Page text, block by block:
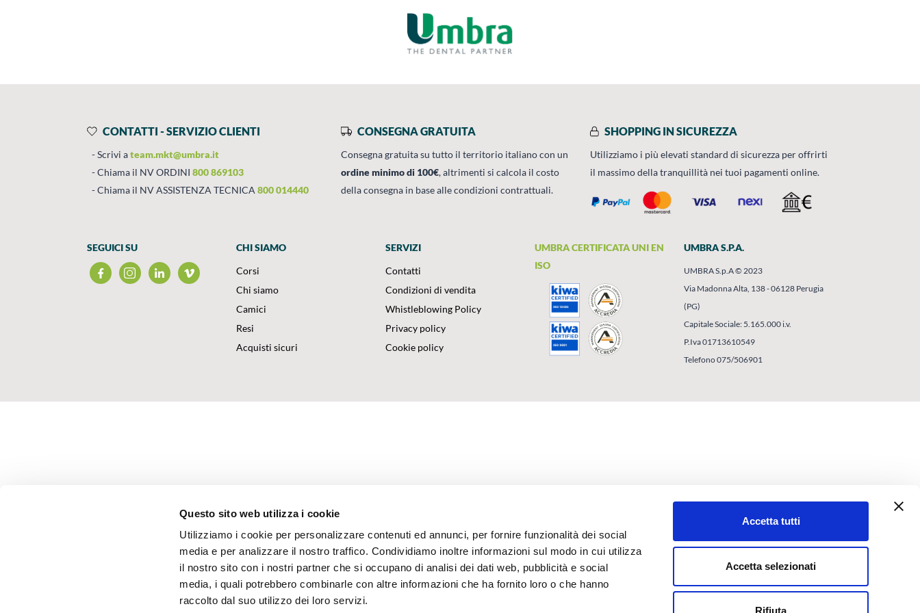
Questo sito web utilizza i cookie
Utilizziamo i cookie per personalizzare contenuti ed annunci, per fornire funzionalità dei social
media e per analizzare il nostro traffico. Condividiamo inoltre informazioni sul modo in cui utilizza
il nostro sito con i nostri partner che si occupano di analisi dei dati web, pubblicità e social
media, i quali potrebbero combinarle con altre informazioni che ha fornito loro o che hanno
raccolto dal suo utilizzo dei loro servizi.
Accetta tutti
Accetta selezionati
Rifiuta
CONTATTI - SERVIZIO CLIENTI
Scrivi ateam.mkt@umbra.it
Chiama il NV ORDINI 800 869103
Chiama il NV ASSISTENZA TECNICA 800 014440
CONSEGNA GRATUITA
Consegna gratuita su tutto il territorio italiano con un
ordine minimo di 100€, altrimenti si calcola il costo
della consegna in base alle condizioni contrattuali.
SHOPPING IN SICUREZZA
Utilizziamo i più elevati standard di sicurezza per offrirti
il massimo della tranquillità nei tuoi pagamenti online.
SEGUICI SU
CHI SIAMO
Corsi
Chi siamo
Camici
Resi
Acquisti sicuri
SERVIZI
Contatti
Condizioni di vendita
Whistleblowing Policy
Privacy policy
Cookie policy
UMBRA CERTIFICATA UNI EN
ISO
UMBRA S.P.A.
UMBRA S.p.A © 2023
Via Madonna Alta, 138 - 06128 Perugia
(PG)
Capitale Sociale: 5.165.000 i.v.
P.Iva 01713610549
Telefono 075/506901